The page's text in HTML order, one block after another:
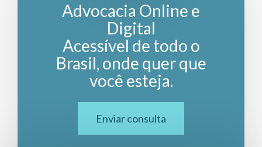
Advocacia Online e
Digital
Acessível de todo o
Brasil, onde quer que
você esteja.
Enviar consulta